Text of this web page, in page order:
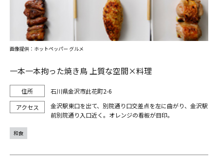
一本一本拘った焼き鳥 上質な空間×料理
石川県金沢市此花町2-6
金沢駅東口を出て、別院通り口交差点を左に曲がり、金沢駅
前別院通り入口近く。オレンジの看板が目印。
画像提供：ホットペッパー グルメ
和食